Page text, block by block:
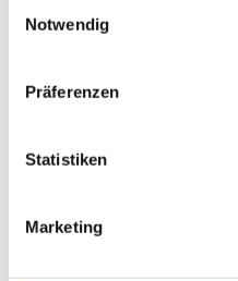
Notwendig
Präferenzen
Statistiken
Marketing
Mühlenstraße 128
26789 Leer
Hier kannst du dich per
+4915209305851